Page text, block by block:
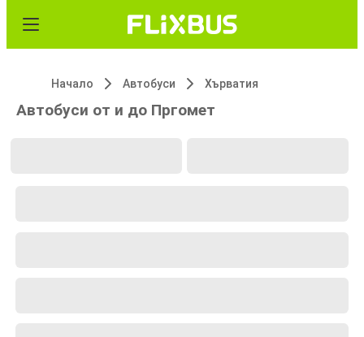
Начало Автобуси Хърватия
Автобуси от и до Пргомет